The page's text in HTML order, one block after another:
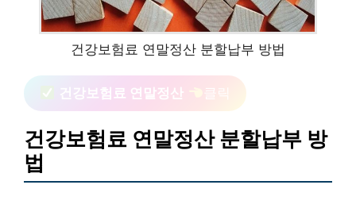
건강보험료 연말정산 분할납부 방법
건강보험료 연말정산 클릭
건강보험료 연말정산 분할납부 방
법